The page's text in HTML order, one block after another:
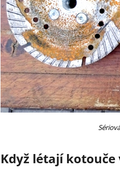
Když létají kotouče